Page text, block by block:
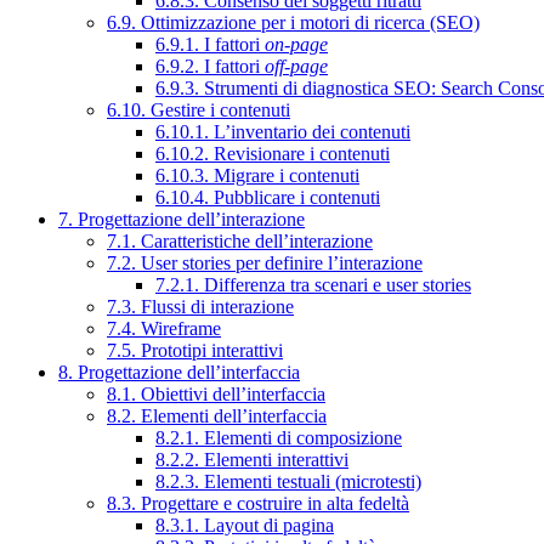
6.9. Ottimizzazione per i motori di ricerca (SEO)
6.9.1. I fattori on-page
6.9.2. I fattori off-page
6.9.3. Strumenti di diagnostica SEO: Search
6.10. Gestire i contenuti
6.10.1. L’inventario dei contenuti
6.10.2. Revisionare i contenuti
6.10.3. Migrare i contenuti
6.10.4. Pubblicare i contenuti
7. Progettazione dell’interazione
7.1. Caratteristiche dell’interazione
7.2. User stories per definire l’interazione
7.2.1. Differenza tra scenari e user stories
7.3. Flussi di interazione
7.4. Wireframe
7.5. Prototipi interattivi
8. Progettazione dell’interfaccia
8.1. Obiettivi dell’interfaccia
8.2. Elementi dell’interfaccia
8.2.1. Elementi di composizione
8.2.2. Elementi interattivi
8.2.3. Elementi testuali (microtesti)
8.3. Progettare e costruire in alta fedeltà
8.3.1. Layout di pagina